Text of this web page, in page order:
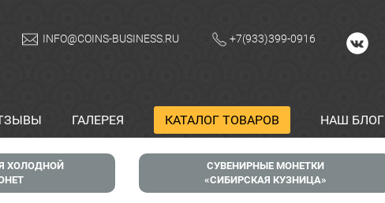
INFO@COINS-BUSINESS.RU +7(933)399-0916
ГАЛЕРЕЯ КАТАЛОГ ТОВАРОВ НАШ БЛОГ
ХОЛОДНОЙ
СУВЕНИРНЫЕ МОНЕТКИ
СИБИРСКАЯ КУЗНИЦА